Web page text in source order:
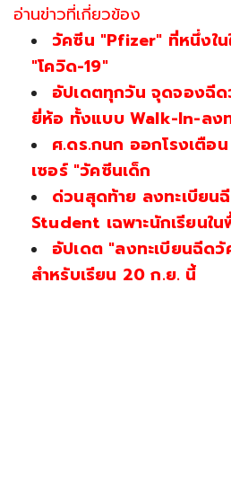
อ่านข่าวที่เกี่ยวข้อง
วัคซีน "Pfizer" ที่หนึ่งใ
"โควิด-19"
อัปเดตทุกวัน จุดจองฉี
ยี่ห้อ ทั้งแบบ Walk-In-ลง
ศ.ดร.กนก ออกโรงเตือ
เซอร์ "วัคซีนเด็ก
ด่วนสุดท้าย ลงทะเบียน
Student เฉพาะนักเรียนใ
อัปเดต "ลงทะเบียนฉีด
สำหรับเรียน 20 ก.ย. นี้